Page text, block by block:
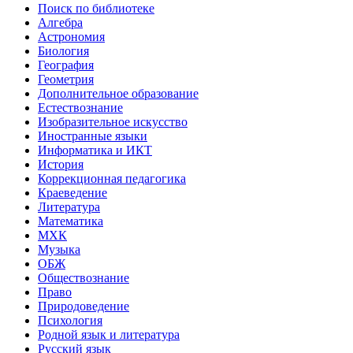
Поиск по библиотеке
Алгебра
Астрономия
Биология
География
Геометрия
Дополнительное образование
Естествознание
Изобразительное искусство
Иностранные языки
Информатика и ИКТ
История
Коррекционная педагогика
Краеведение
Литература
Математика
МХК
Музыка
ОБЖ
Обществознание
Право
Природоведение
Психология
Родной язык и литература
Русский язык